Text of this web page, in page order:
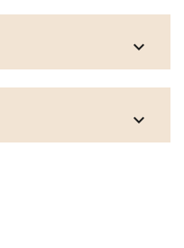
expand_more
expand_more